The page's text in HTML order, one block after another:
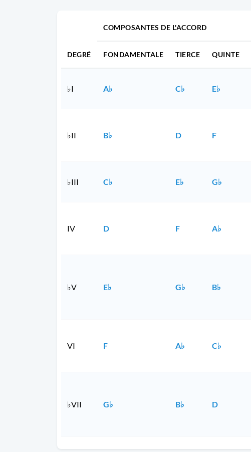
DEGRÉ
COMPOSANTES DE L'ACCORD
FONDAMENTALE TIERCE QUINTE
♭I A♭ C♭ E♭
♭II B♭ D F
♭III C♭ E♭ G♭
IV D F A♭
♭V E♭ G♭ B♭
VI F A♭ C♭
♭VII G♭ B♭ D